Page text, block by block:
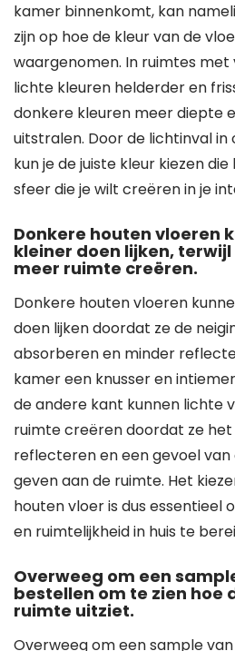
kamer binnenkomt, kan
zijn op hoe de kleur van de
waargenomen. In ruimtes
lichte kleuren helderder en
donkere kleuren meer diepte
uitstralen. Door de lichtinval
kun je de juiste kleur kiezen
sfeer die je wilt creëren in je
Donkere houten vloeren
kleiner doen lijken,
meer ruimte creëren.
Donkere houten vloeren
doen lijken doordat ze de
absorberen en minder
kamer een knusser en
de andere kant kunnen lichte
ruimte creëren doordat ze
reflecteren en een gevoel
geven aan de ruimte. Het
houten vloer is dus essentieel
en ruimtelijkheid in huis te
Overweeg om een
bestellen om te zien hoe
ruimte uitziet.
Overweeg om een sample